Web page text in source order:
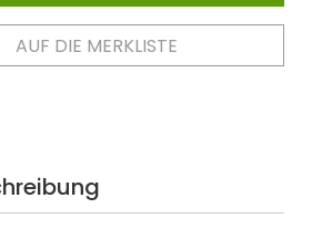
AUF DIE MERKLISTE